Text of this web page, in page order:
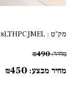
מק"ט : 8LTHPCJMEL
מחיר: ₪490
מחיר מבצע: ₪450